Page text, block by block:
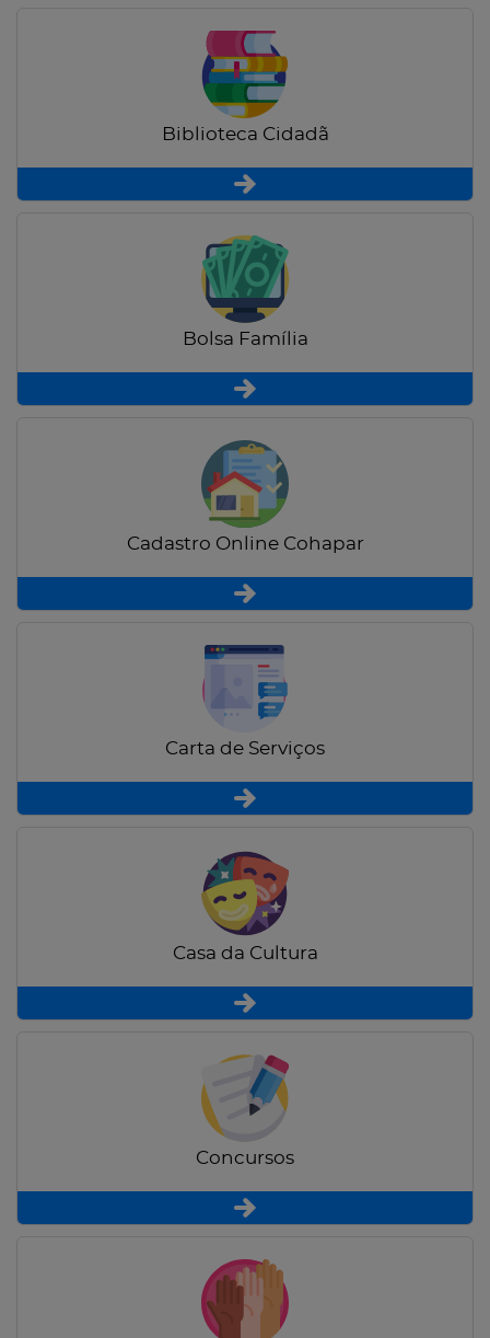
Biblioteca Cidadã
Bolsa Família
Cadastro Online Cohapar
Carta de Serviços
Casa da Cultura
Concursos